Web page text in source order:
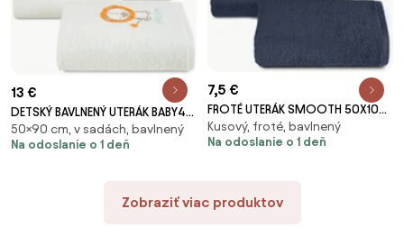
13 €
DETSKÝ BAVLNENÝ UTERÁK BABY45
50X90 CM BIELA
50×90 cm, v sadách, bavlnený
Na odoslanie o 1 deň
7,5 €
FROTÉ UTERÁK SMOOTH 50X100
CM TMAVOMODRÁ
Kusový, froté, bavlnený
Na odoslanie o 1 deň
Zobraziť viac produktov